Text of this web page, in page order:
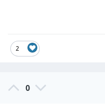
2
0